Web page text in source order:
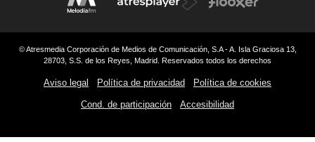
© Atresmedia Corporación de Medios de Comunicación, S.A - A. Isla Graciosa 13,
28703, S.S. de los Reyes, Madrid. Reservados todos los derechos
Aviso legal Política de privacidad Política de cookies
Cond. de participación Accesibilidad